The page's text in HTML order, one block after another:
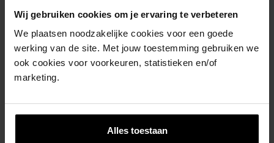
Wij gebruiken cookies om je ervaring te verbeteren
We plaatsen noodzakelijke cookies voor een goede
werking van de site. Met jouw toestemming gebruiken we
ook cookies voor voorkeuren, statistieken en/of
marketing.
Alles toestaan